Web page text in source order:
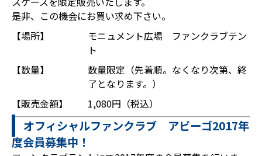
是非、この機会にお買い求め下さい。
【場所】
モニュメント広場 ファンクラブテン
ト
【数量】
数量限定（先着順。なくなり次第、終
了となります。）
【販売金額】
1,080円（税込）
オフィシャルファンクラブ アビーゴ2017年
度会員募集中！